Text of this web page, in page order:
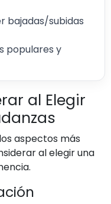
bajadas/subidas
populares y
al Elegir
aspectos más
al elegir una